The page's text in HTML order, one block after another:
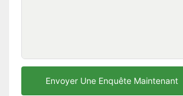
Envoyer Une Enquête Maintenant